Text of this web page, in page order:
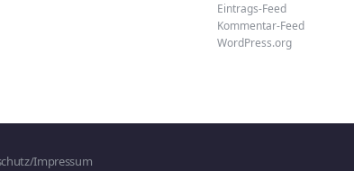
Eintrags-Feed
Kommentar-Feed
WordPress.org
Impressum